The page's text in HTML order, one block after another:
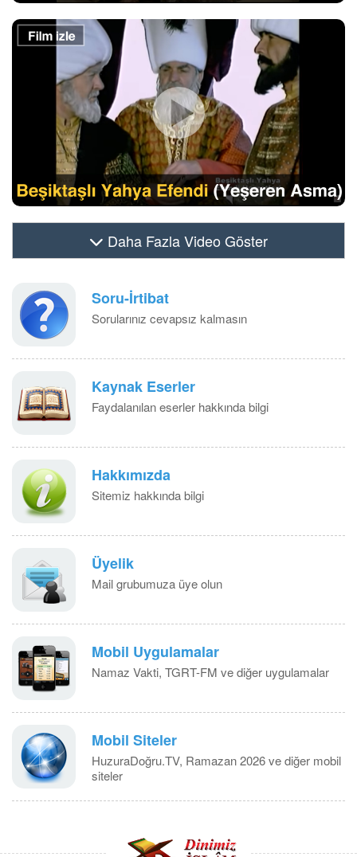
Daha Fazla Video Göster
Soru-İrtibat
Sorularınız cevapsız kalmasın
Kaynak Eserler
Faydalanılan eserler hakkında bilgi
Hakkımızda
Sitemiz hakkında bilgi
Üyelik
Mail grubumuza üye olun
Mobil Uygulamalar
Namaz Vakti, TGRT-FM ve diğer uygulamalar
Mobil Siteler
HuzuraDoğru.TV, Ramazan 2026 ve diğer mobil
siteler